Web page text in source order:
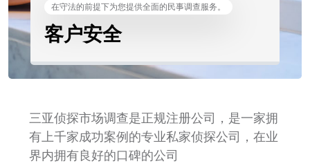
在守法的前提下为您提供全面的民事调查服务。
客户安全
三亚侦探市场调查是正规注册公司，是一家拥
有上千家成功案例的专业私家侦探公司，在业
界内拥有良好的口碑的公司